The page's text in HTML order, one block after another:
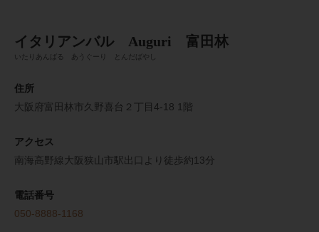
イタリアンバル Auguri 富田林
いたりあんばる あうぐーり とんだばやし
住所
大阪府富田林市久野喜台２丁目4-18 1階
アクセス
南海高野線大阪狭山市駅出口より徒歩約13分
電話番号
050-8888-1168